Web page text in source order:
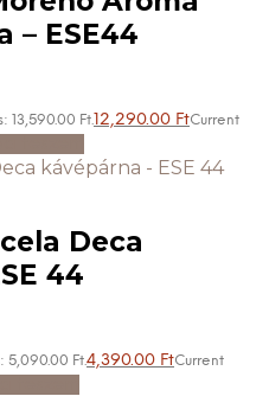
– ESE44
13,590.00 Ft.12,290.00 FtCurrent
Deca
44
5,090.00 Ft.4,390.00 FtCurrent